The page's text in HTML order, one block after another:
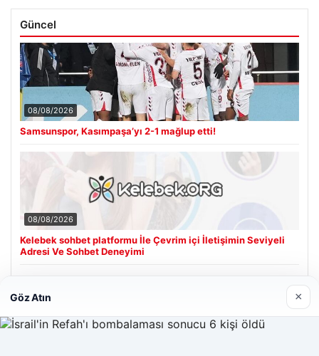
Güncel
08/08/2026
Samsunspor, Kasımpaşa’yı 2-1 mağlup etti!
08/08/2026
Kelebek sohbet platformu İle Çevrim içi İletişimin Seviyeli
Adresi Ve Sohbet Deneyimi
Göz Atın ×